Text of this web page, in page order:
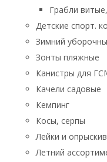
Грабли
Детские спорт.
Зимний
Зонты пляжные
Канистры для
Качели садовые
Кемпинг
Косы, серпы
Лейки и
Летний